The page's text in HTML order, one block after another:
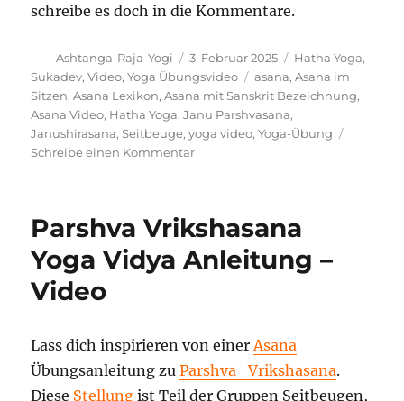
schreibe es doch in die Kommentare.
Autor
Ashtanga-Raja-Yogi
Veröffentlicht
am
3. Februar 2025 Kategorien
Hatha Yoga,
Sukadev,Video,Yoga Übungsvideo Schlagwörter
asana,Asana im
Sitzen,Asana Lexikon,Asana mit Sanskrit Bezeichnung,
Asana Video, Hatha Yoga,Janu Parshvasana,
Janushirasana,Seitbeuge,yoga video,Yoga-Übung
Schreibe einen Kommentarzu
Haltung
Parshva Vrikshasana
Yoga Vidya Anleitung –
Video
Lass dich inspirieren von einer Asana
Übungsanleitung zuParshva_Vrikshasana.
Diese Stellung ist Teil der Gruppen Seitbeugen,